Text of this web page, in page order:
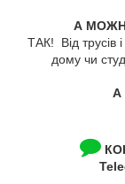
А
ТАК! Від трусів
дому чи
А